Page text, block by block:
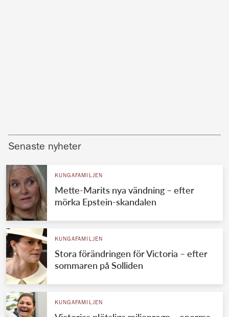
Senaste nyheter
KUNGAFAMILJEN
Mette-Marits nya vändning – efter
mörka Epstein-skandalen
KUNGAFAMILJEN
Stora förändringen för Victoria – efter
sommaren på Solliden
KUNGAFAMILJEN